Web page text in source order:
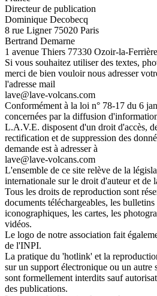
Directeur de publication
Dominique Decobecq
8 rue Ligner 75020 Paris
Bertrand Demarne
1 avenue Thiers 77330 Ozoir-la-Ferrière
Si vous souhaitez utiliser des textes,
merci de bien vouloir nous adresser
l'adresse mail
lave@lave-volcans.com
Conformément à la loi n° 78-17 du 6
concernées par la diffusion
L.A.V.E. disposent d'un droit d'accès,
rectification et de suppression des
demande est à adresser à
lave@lave-volcans.com
L'ensemble de ce site relève de la
internationale sur le droit d'auteur et de
Tous les droits de reproduction sont
documents téléchargeables, les
iconographiques, les cartes, les
vidéos.
Le logo de notre association fait
de l'INPI.
La pratique du 'hotlink' et la
sur un support électronique ou un autre
sont formellement interdits sauf
des publications.